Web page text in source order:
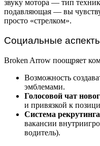
звуку мотора — тип
подавляющая — вы
просто «стрелком».
Социальные
Broken Arrow поощряет
Возможность
эмблемами.
Голосовой чат
и привязкой к
Система рекрутинга
вакансии
водитель).